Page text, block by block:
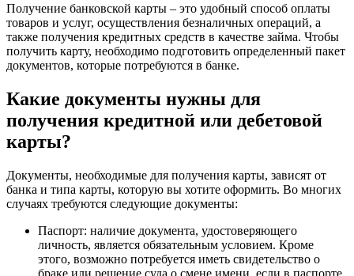
Получение банковской карты – это удобный способ оплаты
товаров и услуг, осуществления безналичных операций, а
также получения кредитных средств в качестве займа. Чтобы
получить карту, необходимо подготовить определенный пакет
документов, которые потребуются в банке.
Какие документы нужны для
получения кредитной или дебетовой
карты?
Документы, необходимые для получения карты, зависят от
банка и типа карты, которую вы хотите оформить. Во многих
случаях требуются следующие документы:
Паспорт: наличие документа, удостоверяющего
личность, является обязательным условием. Кроме
этого, возможно потребуется иметь свидетельство о
браке или решение суда о смене имени, если в паспорте